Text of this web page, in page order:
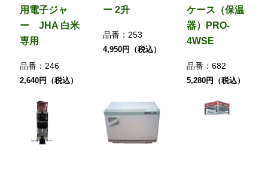
用電子ジャ
ー JHA 白米
専用
品番： 246
2,640円（税込）
ー 2升
品番： 253
4,950円（税込）
ケース（保温
器）PRO-
4WSE
品番：682
5,280円（税込）